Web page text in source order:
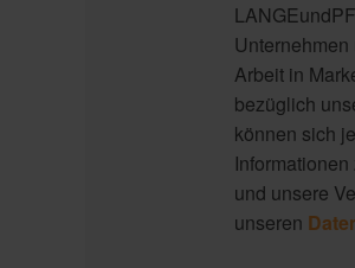
Arbeit in
bezüglich
können sich
und unsere
unseren